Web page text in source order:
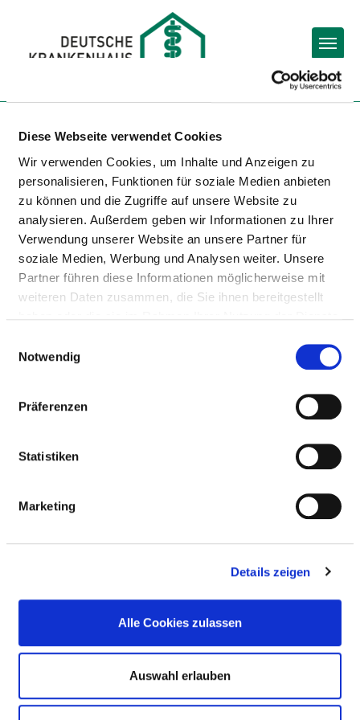
Diese Webseite verwendet Cookies
Wir verwenden Cookies, um Inhalte und Anzeigen zu
personalisieren, Funktionen für soziale Medien anbieten
zu können und die Zugriffe auf unsere Website zu
analysieren. Außerdem geben wir Informationen zu Ihrer
Verwendung unserer Website an unsere Partner für
soziale Medien, Werbung und Analysen weiter. Unsere
Partner führen diese Informationen möglicherweise mit
weiteren Daten zusammen, die Sie ihnen bereitgestellt
Notwendig
Präferenzen
Statistiken
Marketing
Details zeigen
Alle Cookies zulassen
Auswahl erlauben
KMG KLINIKUM
LUCKENWALDE
BARRIEREFREIHEIT
ALLERGIEN
Diätetische Angebote
MOBILITÄTSEINSCHRÄNKUNGEN